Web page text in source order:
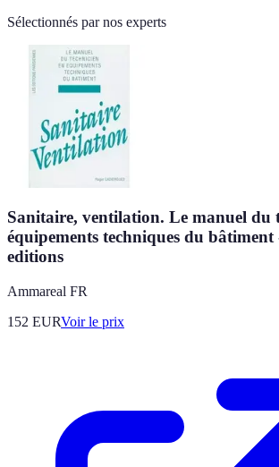
Sélectionnés par nos experts
Sanitaire, ventilation. Le manuel du
équipements techniques du bâtiment
editions
Ammareal FR
152 EURVoir le prix